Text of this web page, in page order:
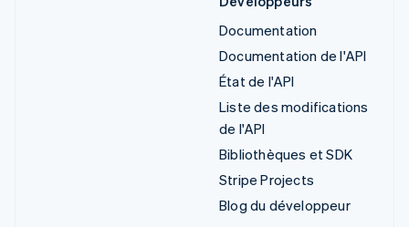
Documentation
Documentation de l'API
État de l'API
Liste des modifications
de l'API
Bibliothèques et SDK
Stripe Projects
Blog du développeur